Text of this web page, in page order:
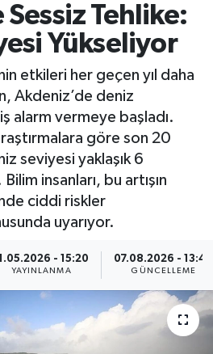
Tehlike:
Yükseliyor
etkileri her geçen yıl daha
Akdeniz’de deniz
alarm vermeye başladı.
göre son 20
seviyesi yaklaşık 6
insanları, bu artışın
ciddi riskler
uyarıyor.
- 15:20
YAYINLANMA
07.08.2026 - 13:40
GÜNCELLEME